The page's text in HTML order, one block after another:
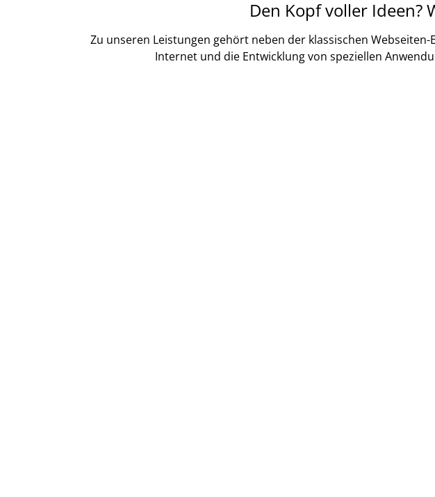
Den Kopf voller Ideen?
Zu unseren Leistungen gehört neben der klassischen
Internet und die Entwicklung von speziellen